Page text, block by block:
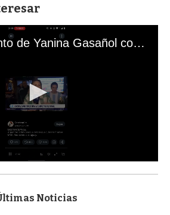
El mal momento de Yanina Gasañol con un hincha argentino en "Subrayado"
Noticias